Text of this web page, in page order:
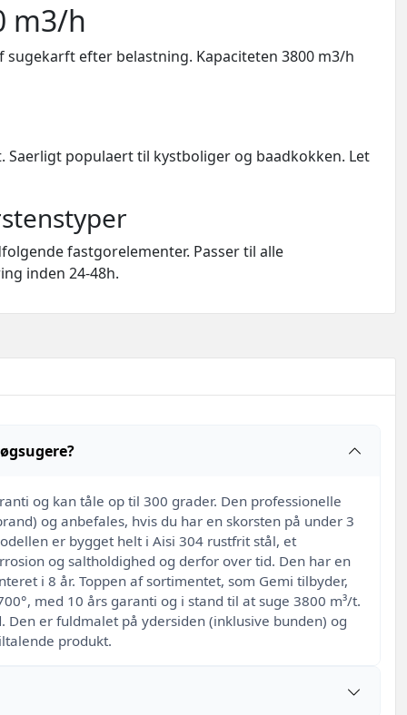
m3/h
efter belastning. Kapaciteten 3800 m3/h
Saerligt populaert til kystboliger og baadkokken. Let
fastgorelementer. Passer til alle
inden 24-48h.
og kan tåle op til 300 grader. Den professionelle
og anbefales, hvis du har en skorsten på under 3
er bygget helt i Aisi 304 rustfrit stål, et
og saltholdighed og derfor over tid. Den har en
i 8 år. Toppen af ​​sortimentet, som Gemi tilbyder,
med 10 års garanti og i stand til at suge 3800 m³/t.
er fuldmalet på ydersiden (inklusive bunden) og
produkt.